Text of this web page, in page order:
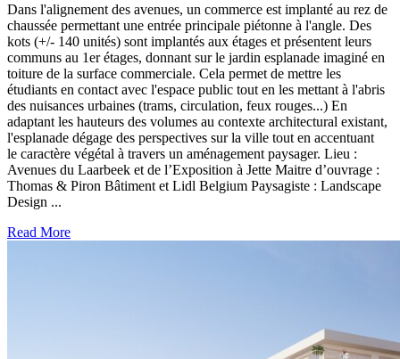
Dans l'alignement des avenues, un commerce est implanté au rez de
chaussée permettant une entrée principale piétonne à l'angle. Des
kots (+/- 140 unités) sont implantés aux étages et présentent leurs
communs au 1er étages, donnant sur le jardin esplanade imaginé en
toiture de la surface commerciale. Cela permet de mettre les
étudiants en contact avec l'espace public tout en les mettant à l'abris
des nuisances urbaines (trams, circulation, feux rouges...) En
adaptant les hauteurs des volumes au contexte architectural existant,
l'esplanade dégage des perspectives sur la ville tout en accentuant
le caractère végétal à travers un aménagement paysager. Lieu :
Avenues du Laarbeek et de l’Exposition à Jette Maitre d’ouvrage :
Thomas & Piron Bâtiment et Lidl Belgium Paysagiste : Landscape
Design ...
Read More